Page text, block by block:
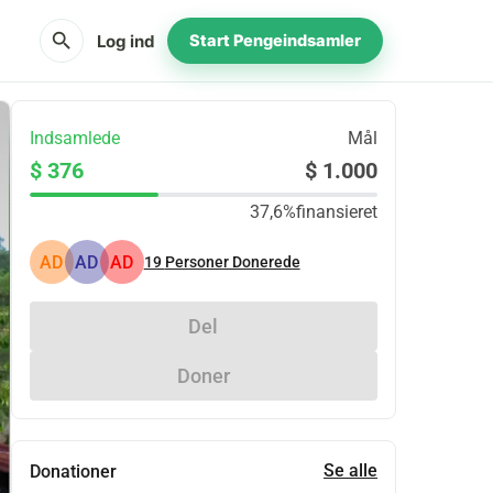
search Log ind Start Pengeindsamler
Indsamlede Mål
$ 376 $ 1.000
37,6%finansieret
AD AD AD 19 Personer Donerede
Del
Doner
Donationer Se alle